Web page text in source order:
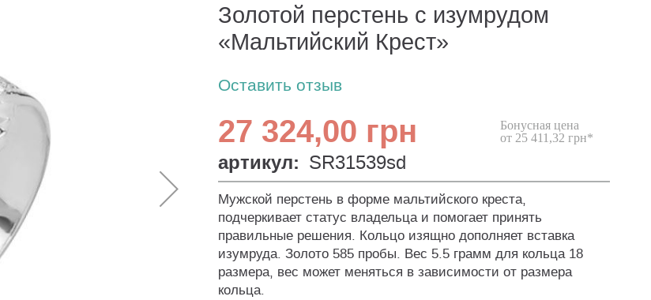
Золотой перстень с изумрудом
«Мальтийский Крест»
Оставить отзыв
27 324,00 грн
Бонусная цена
от 25 411,32 грн*
артикул: SR31539sd
Мужской перстень в форме мальтийского креста,
подчеркивает статус владельца и помогает принять
правильные решения. Кольцо изящно дополняет вставка
изумруда. Золото 585 пробы. Вес 5.5 грамм для кольца 18
размера, вес может меняться в зависимости от размера
кольца.